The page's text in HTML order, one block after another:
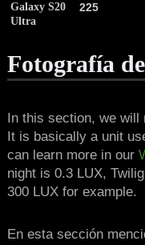
Galaxy S20
Ultra
225
Fotografía
In this section, we will
It is basically a unit
can learn more in our
night is 0.3 LUX,
300 LUX for example.
En esta sección